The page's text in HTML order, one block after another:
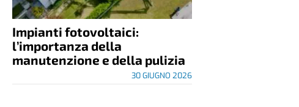
Impianti fotovoltaici:
l’importanza della
manutenzione e della pulizia
30 GIUGNO 2026